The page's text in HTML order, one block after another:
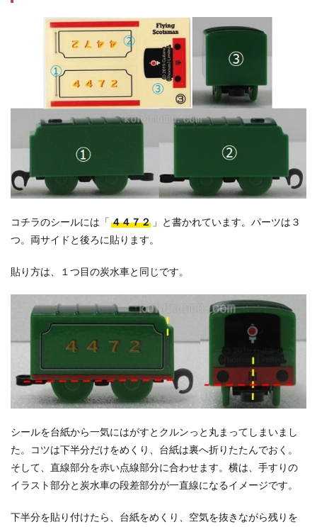
コチラのシールには「４４７２ 」と書かれています。パーツは３
つ。両サイドと後ろに貼ります。
貼り方は、１つ目の炭水車と同じです。
シールを台紙から一気にはがすとクルンっと丸まってしまいまし
た。コツは下半分だけをめくり、台紙は裏へ折りたたんでおく。
そして、直線部分を赤い点線部分に合わせます。横は、手すりの
イラスト部分と炭水車の段差部分が一直線になるイメージです。
下半分を貼り付けたら、台紙をめくり、空気を抜きながら残りを